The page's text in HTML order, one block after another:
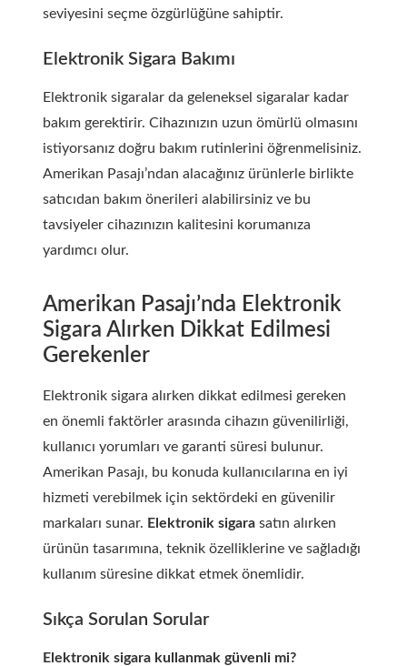
seviyesini seçme özgürlüğüne sahiptir.
Elektronik Sigara Bakımı
Elektronik sigaralar da geleneksel sigaralar kadar
bakım gerektirir. Cihazınızın uzun ömürlü olmasını
istiyorsanız doğru bakım rutinlerini öğrenmelisiniz.
Amerikan Pasajı’ndan alacağınız ürünlerle birlikte
satıcıdan bakım önerileri alabilirsiniz ve bu
tavsiyeler cihazınızın kalitesini korumanıza
yardımcı olur.
Amerikan Pasajı’nda Elektronik
Sigara Alırken Dikkat Edilmesi
Gerekenler
Elektronik sigara alırken dikkat edilmesi gereken
en önemli faktörler arasında cihazın güvenilirliği,
kullanıcı yorumları ve garanti süresi bulunur.
Amerikan Pasajı, bu konuda kullanıcılarına en iyi
hizmeti verebilmek için sektördeki en güvenilir
markaları sunar. Elektronik sigara satın alırken
ürünün tasarımına, teknik özelliklerine ve sağladığı
kullanım süresine dikkat etmek önemlidir.
Sıkça Sorulan Sorular
Elektronik sigara kullanmak güvenli mi?